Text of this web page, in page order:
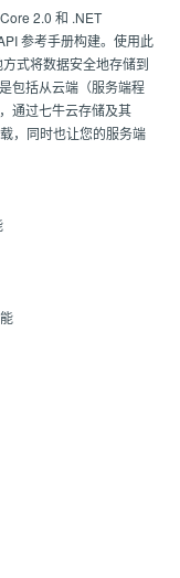
2.0 和 .NET
参考手册构建。使用此
式将数据安全地存储到
包括从云端（服务端程
通过七牛云存储及其
，同时也让您的服务端